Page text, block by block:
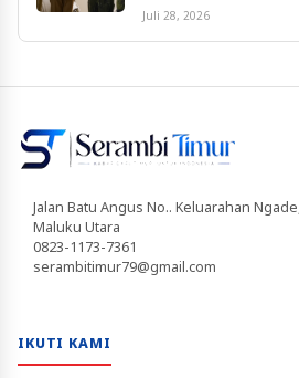
Juli 28, 2026
Jalan Batu Angus No.. Keluarahan
Maluku Utara
0823-1173-7361
serambitimur79@gmail.com
IKUTI KAMI